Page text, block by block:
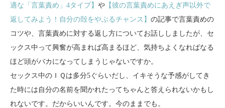
適な「言葉責め」4タイプ】 や 【彼の言葉責めにあえぎ声以外で
返してみよう！自分の殻をやぶるチャンス】 の記事で言葉責めの
コツや、言葉責めに対する返し方についてお話ししましたが、セ
ックス中って興奮が高まれば高まるほど、気持ちよくなればなる
ほど頭がバカになってしまうじゃないですか。
セックス中のＩＱは多分5ぐらいだし、イキそうな予感がしてき
た時には自分の名前を聞かれたってちゃんと答えられないかもし
れないです。だからいいんです。今のままでも。